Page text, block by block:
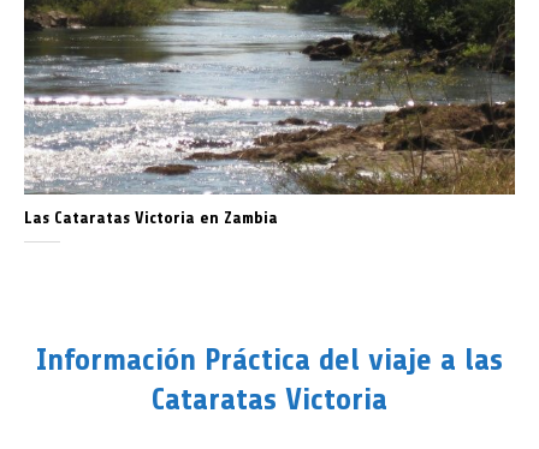
Las Cataratas Victoria en Zambia
Información Práctica del viaje a las
Cataratas Victoria